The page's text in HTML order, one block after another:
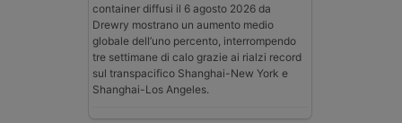
container diffusi il 6 agosto 2026 da
Drewry mostrano un aumento medio
globale dell’uno percento, interrompendo
tre settimane di calo grazie ai rialzi record
sul transpacifico Shanghai-New York e
Shanghai-Los Angeles.